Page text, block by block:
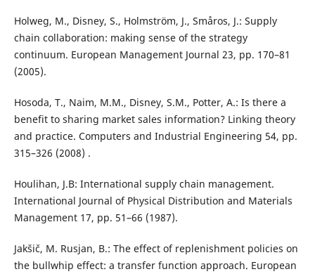
Holweg, M., Disney, S., Holmström, J., Småros, J.: Supply
chain collaboration: making sense of the strategy
continuum. European Management Journal 23, pp. 170–81
(2005).
Hosoda, T., Naim, M.M., Disney, S.M., Potter, A.: Is there a
benefit to sharing market sales information? Linking theory
and practice. Computers and Industrial Engineering 54, pp.
315–326 (2008) .
Houlihan, J.B: International supply chain management.
International Journal of Physical Distribution and Materials
Management 17, pp. 51–66 (1987).
Jakšič, M. Rusjan, B.: The effect of replenishment policies on
the bullwhip effect: a transfer function approach. European